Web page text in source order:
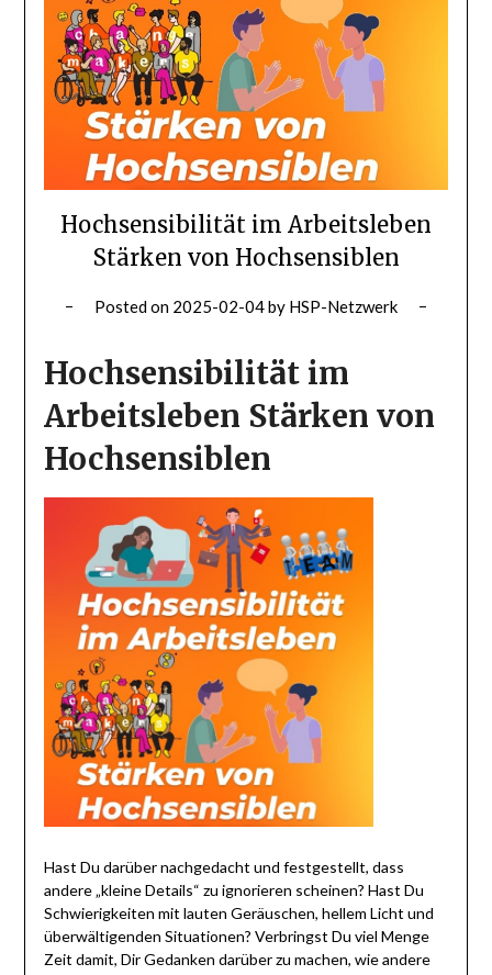
Hochsensibilität im Arbeitsleben
Stärken von Hochsensiblen
Posted on 2025-02-04by HSP-Netzwerk
Hochsensibilität im
Arbeitsleben Stärken von
Hochsensiblen
Hast Du darüber nachgedacht und festgestellt, dass
andere „kleine Details“ zu ignorieren scheinen? Hast Du
Schwierigkeiten mit lauten Geräuschen, hellem Licht und
überwältigenden Situationen? Verbringst Du viel Menge
Zeit damit, Dir Gedanken darüber zu machen, wie andere